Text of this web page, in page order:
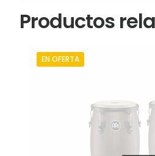
Productos
EN OFERTA